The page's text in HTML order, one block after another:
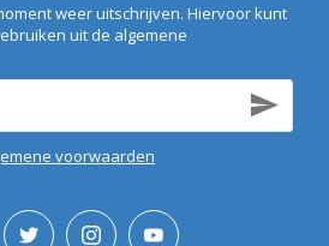
weer uitschrijven. Hiervoor kunt
uit de algemene
voorwaarden